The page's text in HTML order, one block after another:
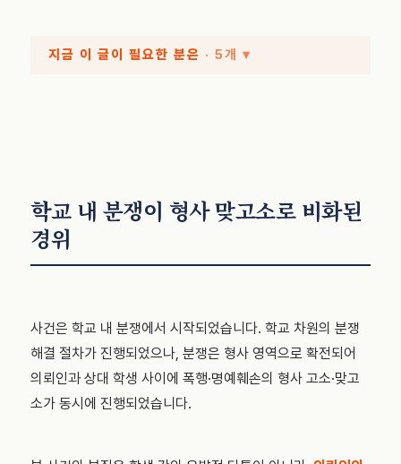
지금 이 글이 필요한 분은 · 5개 ▾
학교 내 분쟁이 형사 맞고소로 비화된
경위
사건은 학교 내 분쟁에서 시작되었습니다. 학교 차원의 분쟁
해결 절차가 진행되었으나, 분쟁은 형사 영역으로 확전되어
의뢰인과 상대 학생 사이에 폭행·명예훼손의 형사 고소·맞고
소가 동시에 진행되었습니다.